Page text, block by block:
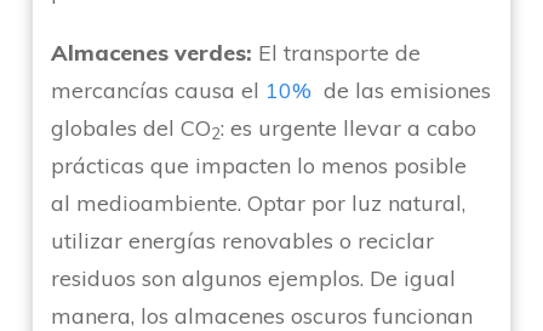
Almacenes verdes: El transporte de
mercancías causa el 10% de las emisiones
globales del CO2: es urgente llevar a cabo
prácticas que impacten lo menos posible
al medioambiente. Optar por luz natural,
utilizar energías renovables o reciclar
residuos son algunos ejemplos. De igual
manera, los almacenes oscuros funcionan